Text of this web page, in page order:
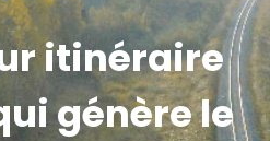
itinéraire
génère le